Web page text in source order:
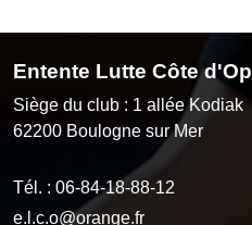
Entente Lutte Côte
Siège du club : 1 allée Kodiak
62200 Boulogne sur Mer
Tél. : 06-84-18-88-12
e.l.c.o@orange.fr